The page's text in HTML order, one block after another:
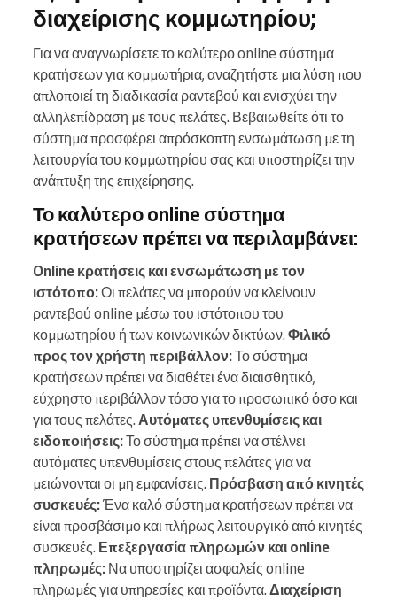
διαχείρισης κομμωτηρίου;
Για να αναγνωρίσετε το καλύτερο online σύστημα
κρατήσεων για κομμωτήρια, αναζητήστε μια λύση που
απλοποιεί τη διαδικασία ραντεβού και ενισχύει την
αλληλεπίδραση με τους πελάτες. Βεβαιωθείτε ότι το
σύστημα προσφέρει απρόσκοπτη ενσωμάτωση με τη
λειτουργία του κομμωτηρίου σας και υποστηρίζει την
ανάπτυξη της επιχείρησης.
Το καλύτερο online σύστημα
κρατήσεων πρέπει να περιλαμβάνει:
Online κρατήσεις και ενσωμάτωση με τον
ιστότοπο:Οι πελάτες να μπορούν να κλείνουν
ραντεβού online μέσω του ιστότοπου του
κομμωτηρίου ή των κοινωνικών δικτύων. Φιλικό
προς τον χρήστη περιβάλλον:Το σύστημα
κρατήσεων πρέπει να διαθέτει ένα διαισθητικό,
εύχρηστο περιβάλλον τόσο για το προσωπικό όσο και
για τους πελάτες. Αυτόματες υπενθυμίσεις και
ειδοποιήσεις:Το σύστημα πρέπει να στέλνει
αυτόματες υπενθυμίσεις στους πελάτες για να
μειώνονται οι μη εμφανίσεις. Πρόσβαση από κινητές
συσκευές:Ένα καλό σύστημα κρατήσεων πρέπει να
είναι προσβάσιμο και πλήρως λειτουργικό από κινητές
συσκευές. Επεξεργασία πληρωμών και online
πληρωμές: Να υποστηρίζει ασφαλείς online
πληρωμές για υπηρεσίες και προϊόντα. Διαχείριση